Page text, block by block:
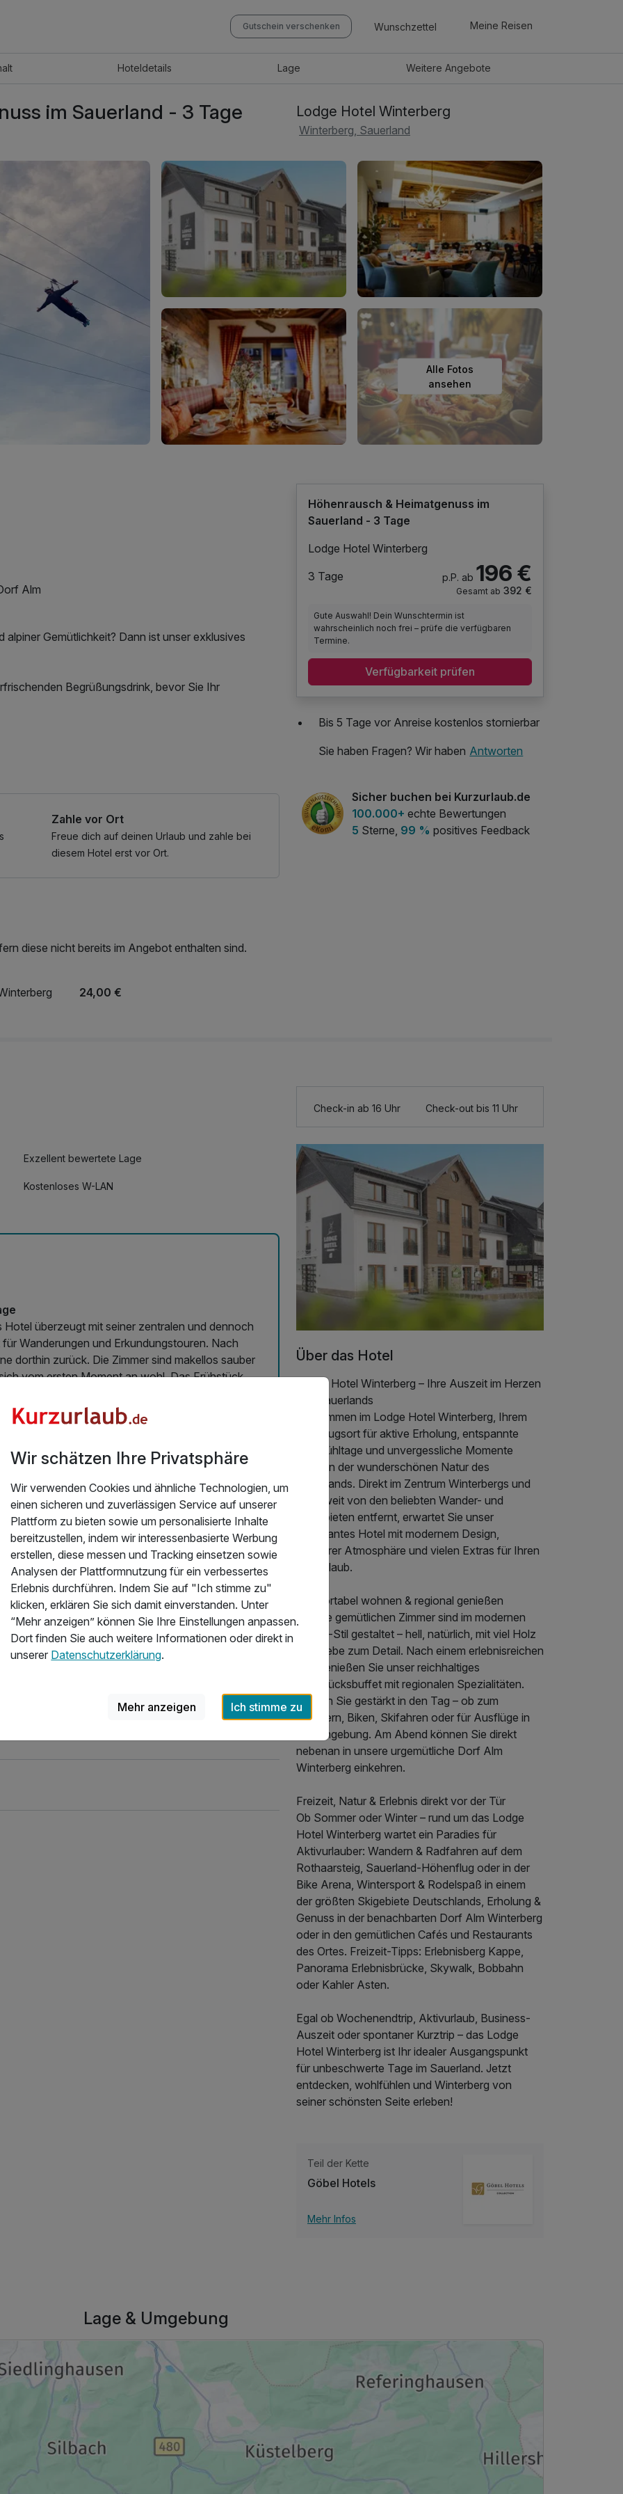
Gutschein verschenken Wunschzettel Meine Reisen
Hoteldetails Lage WeitereAngebote
im Sauerland - 3 Tage Lodge Hotel Winterberg
Winterberg, Sauerland
Alle Fotos
ansehen
Alm
Gemütlichkeit? Dann ist unser exklusives
Begrüßungsdrink, bevor Sie Ihr
Fahrt mit dem Astenkick – der zweitlängsten
Zahle vor Ort
Freue dich auf deinen Urlaub und zahle bei
diesem Hotel erst vor Ort.
diese nicht bereits im Angebot enthalten sind.
24,00 €
Höhenrausch & Heimatgenuss im
Sauerland - 3 Tage
Lodge Hotel Winterberg
3 Tage
p.P. ab 196 €
Gesamt ab 392 €
Gute Auswahl! Dein Wunschtermin ist
wahrscheinlich noch frei – prüfe die verfügbaren
Termine.
Verfügbarkeit prüfen
Bis 5 Tage vor Anreise kostenlos stornierbar
Sie haben Fragen? Wir haben Antworten
Sicher buchen bei Kurzurlaub.de
100.000+ echte Bewertungen
5 Sterne, 99 % positives Feedback
Exzellent bewertete Lage
Kostenloses W-LAN
überzeugt mit seiner zentralen und dennoch
Wanderungen und Erkundungstouren. Nach
dorthin zurück. Die Zimmer sind makellos sauber
vom ersten Moment an wohl. Das Frühstück
abwechslungsreich – ein perfekter Start in den
Check-in ab 16 Uhr Check-out bis 11 Uhr
Über das Hotel
Lodge Hotel Winterberg – Ihre Auszeit im Herzen
des Sauerlands
Willkommen im Lodge Hotel Winterberg, Ihrem
Rückzugsort für aktive Erholung, entspannte
Wohlfühltage und unvergessliche Momente
inmitten der wunderschönen Natur des
Sauerlands. Direkt im Zentrum Winterbergs und
nicht weit von den beliebten Wander- und
Skigebieten entfernt, erwartet Sie unser
charmantes Hotel mit modernem Design,
familiärer Atmosphäre und vielen Extras für Ihren
Kurzurlaub.
Komfortabel wohnen & regional genießen
Unsere gemütlichen Zimmer sind im modernen
Lodge-Stil gestaltet – hell, natürlich, mit viel Holz
und Liebe zum Detail. Nach einem erlebnisreichen
Tag genießen Sie unser reichhaltiges
Frühstücksbuffet mit regionalen Spezialitäten.
Starten Sie gestärkt in den Tag – ob zum
Wandern, Biken, Skifahren oder für Ausflüge in
die Umgebung. Am Abend können Sie direkt
nebenan in unsere urgemütliche Dorf Alm
Winterberg einkehren.
Freizeit, Natur & Erlebnis direkt vor der Tür
Ob Sommer oder Winter – rund um das Lodge
Hotel Winterberg wartet ein Paradies für
Aktivurlauber: Wandern & Radfahren auf dem
Rothaarsteig, Sauerland-Höhenflug oder in der
Bike Arena, Wintersport & Rodelspaß in einem
der größten Skigebiete Deutschlands, Erholung &
Genuss in der benachbarten Dorf Alm Winterberg
oder in den gemütlichen Cafés und Restaurants
des Ortes. Freizeit-Tipps: Erlebnisberg Kappe,
Panorama Erlebnisbrücke, Skywalk, Bobbahn
oder Kahler Asten.
Egal ob Wochenendtrip, Aktivurlaub, Business-
Auszeit oder spontaner Kurztrip – das Lodge
Hotel Winterberg ist Ihr idealer Ausgangspunkt
für unbeschwerte Tage im Sauerland. Jetzt
entdecken, wohlfühlen und Winterberg von
seiner schönsten Seite erleben!
Teil der Kette
Göbel Hotels
Mehr Infos
Lage & Umgebung
Wir schätzen Ihre Privatsphäre
Wir verwenden Cookies und ähnliche Technologien, um
einen sicheren und zuverlässigen Service auf unserer
Plattform zu bieten sowie um personalisierte Inhalte
bereitzustellen, indem wir interessenbasierte Werbung
erstellen, diese messen und Tracking einsetzen sowie
Analysen der Plattformnutzung für ein verbessertes
Erlebnis durchführen. Indem Sie auf "Ich stimme zu"
klicken, erklären Sie sich damit einverstanden. Unter
“Mehr anzeigen” können Sie Ihre Einstellungen anpassen.
Dort finden Sie auch weitere Informationen oder direkt in
unserer Datenschutzerklärung.
Mehr anzeigen Ich stimme zu